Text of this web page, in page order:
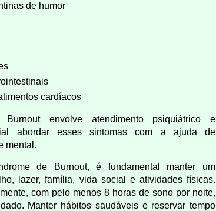
de humor
cardíacos
envolve atendimento psiquiátrico e
abordar esses sintomas com a ajuda de
mental.
de Burnout, é fundamental manter um
lazer, família, vida social e atividades físicas.
com pelo menos 8 horas de sono por noite,
Manter hábitos saudáveis e reservar tempo